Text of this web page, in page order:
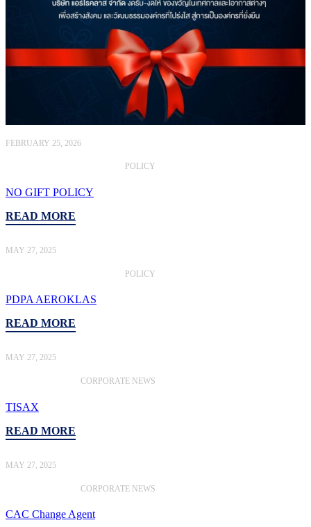
FEBRUARY 25, 2026
POLICY
NO GIFT POLICY
READ MORE
MAY 27, 2025
POLICY
PDPA AEROKLAS
READ MORE
MAY 27, 2025
CORPORATE NEWS
TISAX
READ MORE
MAY 27, 2025
CORPORATE NEWS
CAC Change Agent